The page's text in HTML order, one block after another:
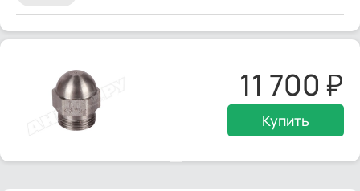
11 700
Купить